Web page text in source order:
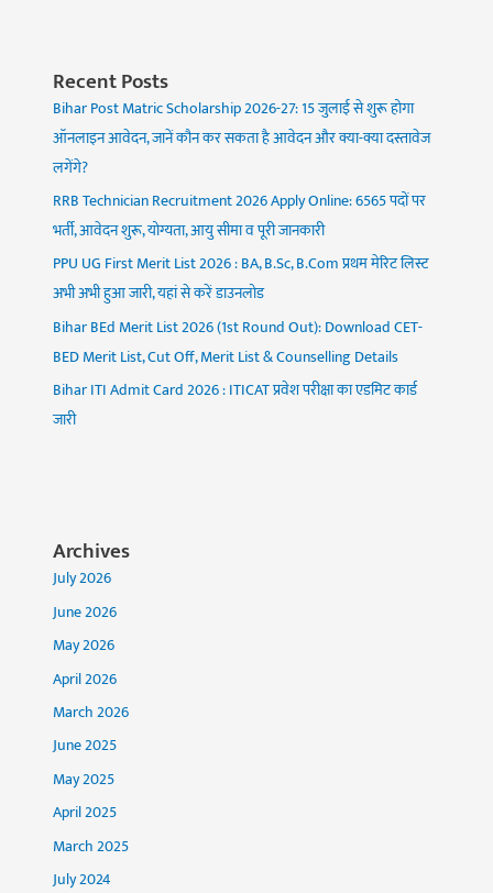
Recent Posts
Bihar Post Matric Scholarship 2026-27: 15 जुलाई से शुरू होगा
ऑनलाइन आवेदन, जानें कौन कर सकता है आवेदन और क्या-क्या दस्तावेज
लगेंगे?
RRB Technician Recruitment 2026 Apply Online: 6565 पदों पर
भर्ती, आवेदन शुरू, योग्यता, आयु सीमा व पूरी जानकारी
PPU UG First Merit List 2026 : BA, B.Sc, B.Com प्रथम मेरिट लिस्ट
अभी अभी हुआ जारी, यहां से करें डाउनलोड
Bihar BEd Merit List 2026 (1st Round Out): Download CET-
BED Merit List, Cut Off, Merit List & Counselling Details
Bihar ITI Admit Card 2026 : ITICAT प्रवेश परीक्षा का एडमिट कार्ड
जारी
Archives
July 2026
June 2026
May 2026
April 2026
March 2026
June 2025
May 2025
April 2025
March 2025
July 2024